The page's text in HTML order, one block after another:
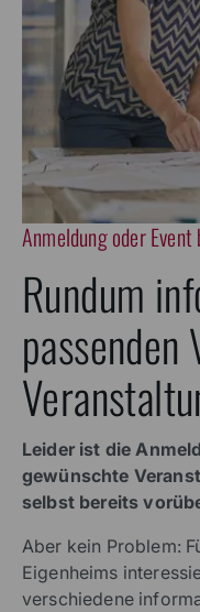
Anmeldung oder
Rundum
Leider ist die
gewünschte
selbst bereits
Aber kein Problem:
Eigenheims
verschiedene